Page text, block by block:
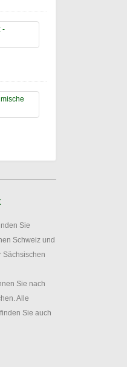
Sie
Schweiz und
Sächsischen
Sie nach
Alle
Sie auch